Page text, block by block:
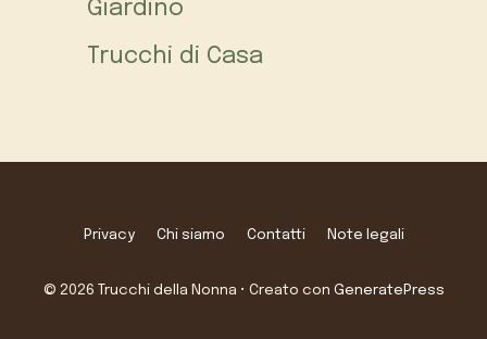
Giardino
Trucchi di Casa
Privacy Chi siamo Contatti Note legali
© 2026 Trucchi della Nonna • Creato con GeneratePress